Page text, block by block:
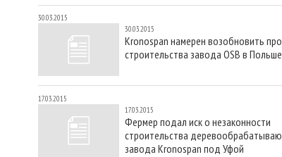
30.03.2015
30.03.2015
Kronospan намерен возобновить
строительства завода OSB в Польше
17.03.2015
17.03.2015
Фермер подал иск о незаконности
строительства
завода Kronospan под Уфой